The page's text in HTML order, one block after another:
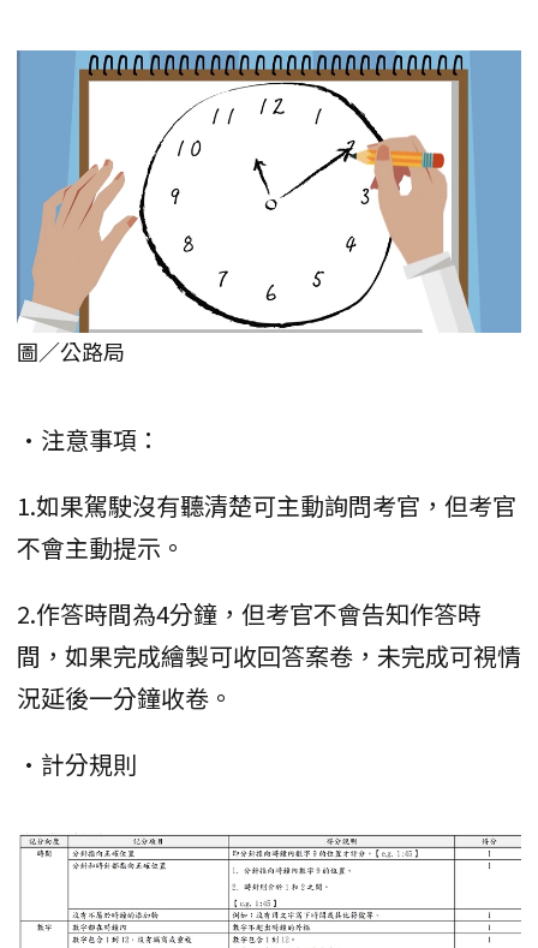
圖／公路局
•注意事項：
1.如果駕駛沒有聽清楚可主動詢問考官，但考官
不會主動提示。
2.作答時間為4分鐘，但考官不會告知作答時
間，如果完成繪製可收回答案卷，未完成可視情
況延後一分鐘收卷。
•計分規則